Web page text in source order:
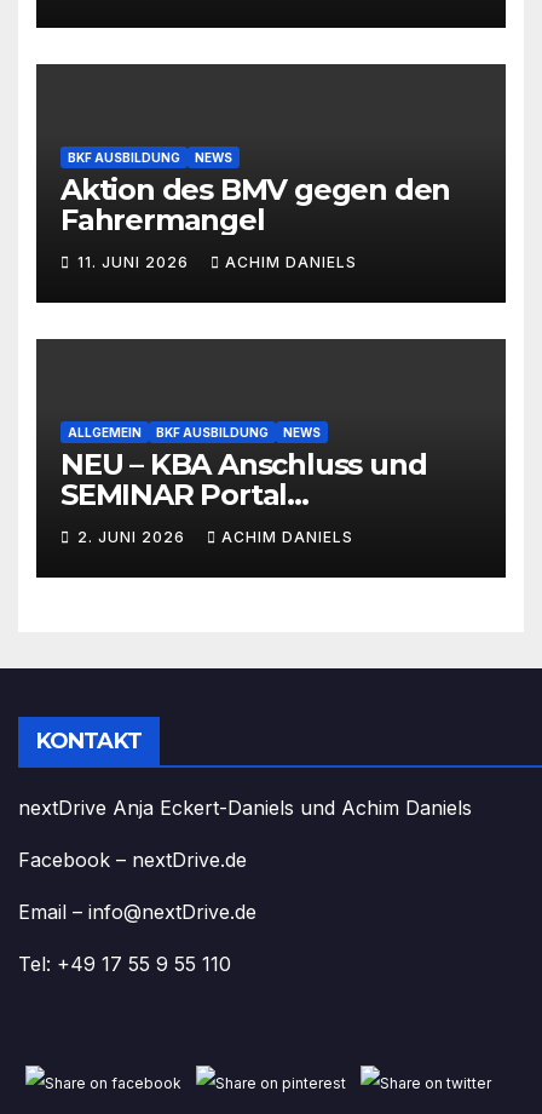
BKF AUSBILDUNG NEWS
Aktion des BMV gegen den
Fahrermangel
11. JUNI 2026 ACHIM DANIELS
ALLGEMEIN BKF AUSBILDUNG NEWS
NEU – KBA Anschluss und
SEMINAR Portal
AKTIONSPREISE!!! Bis zu 50%
RABATT
2. JUNI 2026 ACHIM DANIELS
KONTAKT
nextDrive Anja Eckert-Daniels und Achim Daniels
Facebook – nextDrive.de
Email – info@nextDrive.de
Tel: +49 17 55 9 55 110